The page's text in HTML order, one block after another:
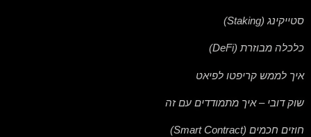
סטייקינג (Staking)
כלכלה מבוזרת (DeFi)
איך לממש קריפטו לפיאט
שוק דובי – איך מתמודדים עם זה
חוזים חכמים (Smart Contract)